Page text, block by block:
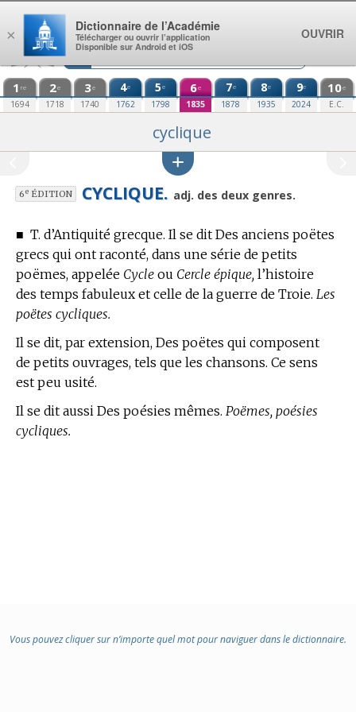
Aller au contenu
1 re
1694
2e
1718
3e
1740
4e
1762
5e
1798
6e
1835
7e
1878
8e
1935
9e
2024
10e
E.C.
cyclique
6eÉDITION CYCLIQUE. adj. des deux genres.
■ T. d’Antiquité grecque. Il se dit Des anciens poëtes
grecs qui ont raconté, dans une série de petits
poëmes, appelée Cycle ou Cercle épique, l’histoire
des temps fabuleux et celle de la guerre de Troie. Les
poëtes cycliques.
Il se dit, par extension, Des poëtes qui composent
de petits ouvrages, tels que les chansons. Ce sens
est peu usité.
Il se dit aussi Des poésies mêmes. Poëmes, poésies
cycliques.
Vous pouvez cliquer sur n’importe quel mot pour naviguer dans le dictionnaire.
×
Dictionnaire de l’Académie
Télécharger ou ouvrir l’application
Disponible sur Android et iOS
OUVRIR